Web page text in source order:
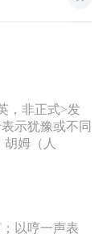
，非正式>发
示犹豫或不同
姆（人
以哼一声表